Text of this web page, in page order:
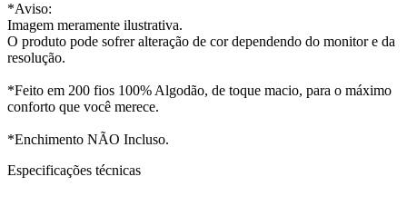
*Aviso:
Imagem meramente ilustrativa.
O produto pode sofrer alteração de cor dependendo do monitor e da
resolução.
*Feito em 200 fios 100% Algodão, de toque macio, para o máximo
conforto que você merece.
*Enchimento NÃO Incluso.
Especificações técnicas